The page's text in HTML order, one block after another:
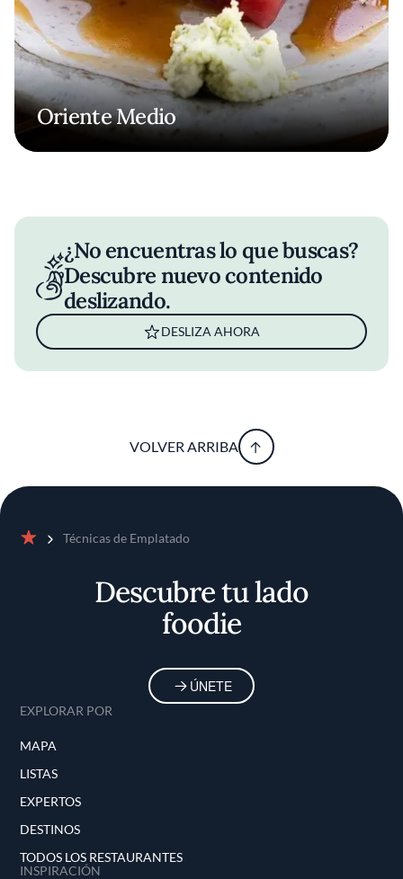
Oriente Medio
¿No encuentras lo que buscas?
Descubre nuevo contenido
deslizando.
DESLIZA AHORA
VOLVER ARRIBA
Técnicas de Emplatado
Descubre tu lado
foodie
ÚNETE
EXPLORAR POR
MAPA
LISTAS
EXPERTOS
DESTINOS
TODOS LOS RESTAURANTES
INSPIRACIÓN